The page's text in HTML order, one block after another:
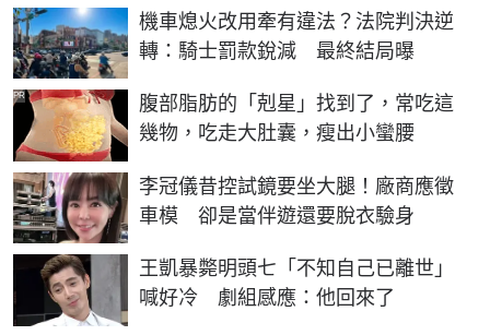
機車熄火改用牽有違法？法院判決逆
轉：騎士罰款銳減 最終結局曝
腹部脂肪的「剋星」找到了，常吃這
幾物，吃走大肚囊，瘦出小蠻腰
PR
李冠儀昔控試鏡要坐大腿！廠商應徵
車模 卻是當伴遊還要脫衣驗身
王凱暴斃明頭七「不知自己已離世」
喊好冷 劇組感應：他回來了